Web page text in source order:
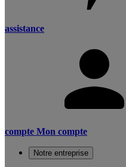
assistance
compte Mon compte
Notre entreprise